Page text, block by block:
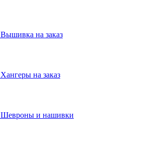
Вышивка на заказ
Хангеры на заказ
Шевроны и нашивки